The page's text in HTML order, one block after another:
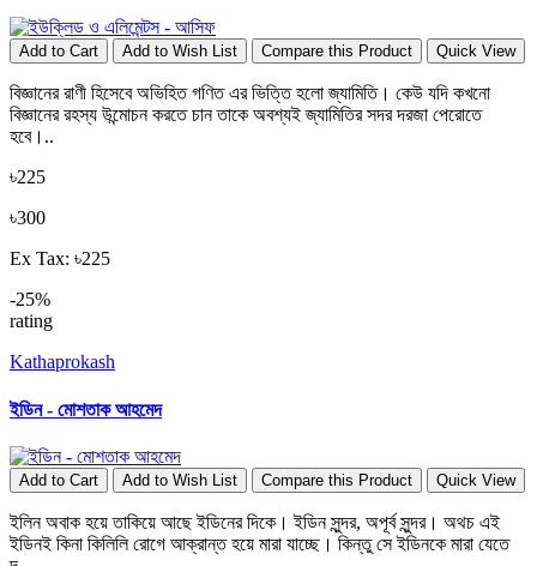
Add to Cart Add to Wish List Compare this Product Quick View
বিজ্ঞানের রাণী হিসেবে অভিহিত গণিত এর ভিত্তি হলো জ্যামিতি। কেউ যদি কখনো
বিজ্ঞানের রহস্য উন্মোচন করতে চান তাকে অবশ্যই জ্যামিতির সদর দরজা পেরোতে
হবে।..
৳225
৳300
Ex Tax: ৳225
-25%
rating
Kathaprokash
ইডিন - মোশতাক আহমেদ
Add to Cart Add to Wish List Compare this Product Quick View
ইলিন অবাক হয়ে তাকিয়ে আছে ইডিনের দিকে। ইডিন সুন্দর, অপূর্ব সুন্দর। অথচ এই
ইডিনই কিনা কিলিলি রোগে আক্রান্ত হয়ে মারা যাচ্ছে। কিন্তু সে ইডিনকে মারা যেতে